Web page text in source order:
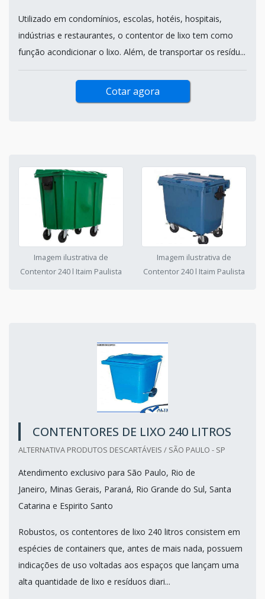
Utilizado em condomínios, escolas, hotéis, hospitais,
indústrias e restaurantes, o contentor de lixo tem como
função acondicionar o lixo. Além, de transportar os resídu...
Cotar agora
Imagem ilustrativa de
Contentor 240 l Itaim Paulista
Imagem ilustrativa de
Contentor 240 l Itaim Paulista
CONTENTORES DE LIXO 240 LITROS
ALTERNATIVA PRODUTOS DESCARTÁVEIS / SÃO PAULO - SP
Atendimento exclusivo para São Paulo, Rio de
Janeiro, Minas Gerais, Paraná, Rio Grande do Sul, Santa
Catarina e Espirito Santo
Robustos, os contentores de lixo 240 litros consistem em
espécies de containers que, antes de mais nada, possuem
indicações de uso voltadas aos espaços que lançam uma
alta quantidade de lixo e resíduos diari...